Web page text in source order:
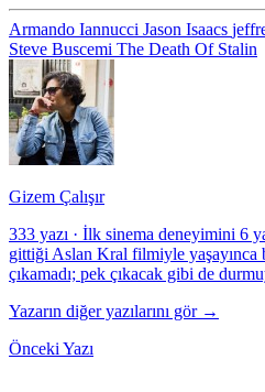
Armando Iannucci Jason Isaacs
Steve Buscemi The Death Of Stalin
Gizem Çalışır
333 yazı · İlk sinema deneyimini 6
gittiği Aslan Kral filmiyle
çıkamadı; pek çıkacak gibi de
Yazarın diğer yazılarını gör →
Önceki Yazı